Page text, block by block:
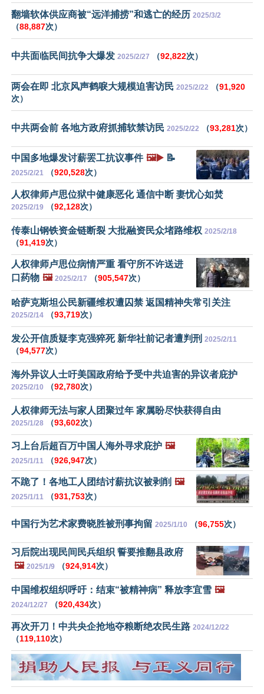
翻墙软体供应商被“远洋捕捞”和逃亡的经历 2025/3/2
（88,887次）
中共面临民间抗争大爆发 2025/2/27 （92,822次）
两会在即 北京风声鹤唳大规模迫害访民 2025/2/22 （91,920
次）
中共两会前 各地方政府抓捕软禁访民 2025/2/22 （93,281次）
中国多地爆发讨薪罢工抗议事件 🖼️▶️ 📝
2025/2/21 （920,528次）
人权律师卢思位狱中健康恶化 通信中断 妻忧心如焚
2025/2/19 （92,128次）
传泰山钢铁资金链断裂 大批融资民众堵路维权 2025/2/18
（91,419次）
人权律师卢思位病情严重 看守所不许送进
口药物 🖼️ 2025/2/17 （905,547次）
哈萨克斯坦公民新疆维权遭囚禁 返国精神失常引关注
2025/2/14 （93,719次）
发公开信质疑李克强猝死 新华社前记者遭判刑 2025/2/11
（94,577次）
海外异议人士吁美国政府给予受中共迫害的异议者庇护
2025/2/10 （92,780次）
人权律师无法与家人团聚过年 家属盼尽快获得自由
2025/1/28 （93,602次）
习上台后超百万中国人海外寻求庇护 🖼️
2025/1/11 （926,947次）
不跪了！各地工人团结讨薪抗议被剥削 🖼️
2025/1/11 （931,753次）
中国行为艺术家费晓胜被刑事拘留 2025/1/10 （96,755次）
习后院出现民间民兵组织 誓要推翻县政府
🖼️ 2025/1/9 （924,914次）
中国维权组织呼吁：结束“被精神病” 释放李宜雪 🖼️
2024/12/27 （920,434次）
再次开刀！中共央企抢地夺粮断绝农民生路 2024/12/22
（119,110次）